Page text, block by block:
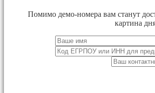
Помимо демо-номера вам станут
картина